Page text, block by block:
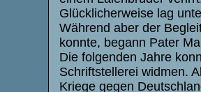
Glücklicherweise lag
Während aber der
konnte, begann Pater
Die folgenden Jahre
Schriftstellerei widmen.
Kriege gegen